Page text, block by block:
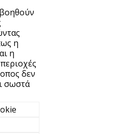
η
η
δεν
σωστά